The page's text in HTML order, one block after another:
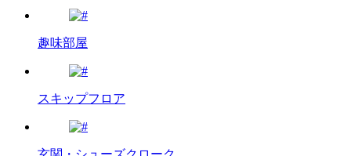
趣味部屋
スキップフロア